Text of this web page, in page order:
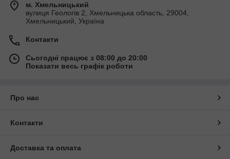
м. Хмельницький
вулиця Геологів 2, Хмельницька область, 29004,
Хмельницький, Україна
Контакти
Сьогодні працює з 08:00 до 20:00
Показати весь графік роботи
Про нас
Контакти
Доставка та оплата